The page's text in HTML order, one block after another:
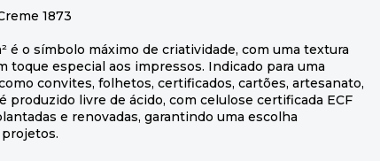
1873
é o símbolo máximo de criatividade, com uma textura
toque especial aos impressos. Indicado para uma
convites, folhetos, certificados, cartões, artesanato,
produzido livre de ácido, com celulose certificada ECF
e renovadas, garantindo uma escolha